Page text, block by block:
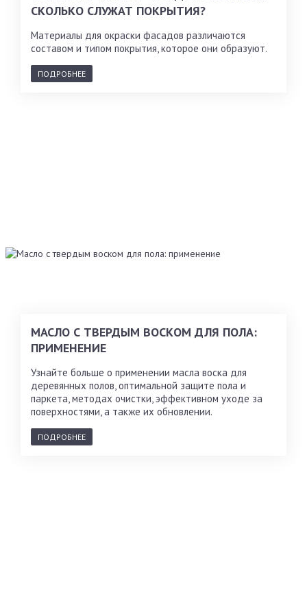
СКОЛЬКО СЛУЖАТ ПОКРЫТИЯ?
Материалы для окраски фасадов различаются
составом и типом покрытия, которое они образуют.
ПОДРОБНЕЕ
МАСЛО С ТВЕРДЫМ ВОСКОМ ДЛЯ ПОЛА:
ПРИМЕНЕНИЕ
Узнайте больше о применении масла воска для
деревянных полов, оптимальной защите пола и
паркета, методах очистки, эффективном уходе за
поверхностями, а также их обновлении.
ПОДРОБНЕЕ